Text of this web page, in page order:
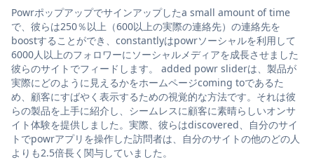
Powrポップアップでサインアップしたa small amount of time
で、彼らは250％以上（600以上の実際の連絡先）の連絡先を
boostすることができ、constantlyはpowrソーシャルを利用して
6000人以上のフォロワーにソーシャルメディアを成長させました
彼らのサイトでフィードします。 added powr sliderは、製品が
実際にどのように見えるかをホームページcoming toであるた
め、顧客にすばやく表示するための視覚的な方法です。それは彼
らの製品を上手に紹介し、シームレスに顧客に素晴らしいオンサ
イト体験を提供しました。実際、彼らはdiscovered、自分のサイ
トでpowrアプリを操作した訪問者は、自分のサイトの他のどの人
よりも2.5倍長く関与していました。